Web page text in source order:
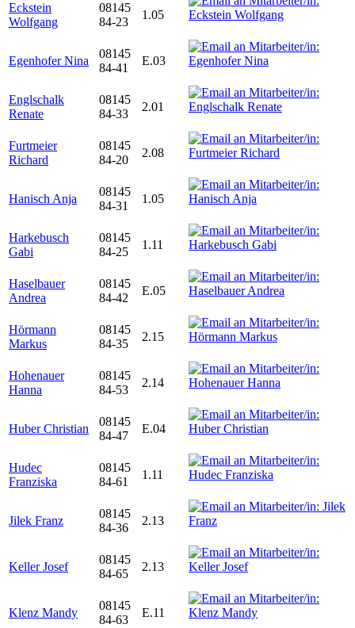
Eckstein
Wolfgang
08145
84-23
1.05
Egenhofer Nina
08145
84-41
E.03
Englschalk
Renate
08145
84-33
2.01
Furtmeier
Richard
08145
84-20
2.08
Hanisch Anja
08145
84-31
1.05
Harkebusch
Gabi
08145
84-25
1.11
Haselbauer
Andrea
08145
84-42
E.05
Hörmann
Markus
08145
84-35
2.15
Hohenauer
Hanna
08145
84-53
2.14
Huber Christian
08145
84-47
E.04
Hudec
Franziska
08145
84-61
1.11
Jilek Franz
08145
84-36
2.13
Keller Josef
08145
84-65
2.13
Klenz Mandy
08145
84-63
E.11